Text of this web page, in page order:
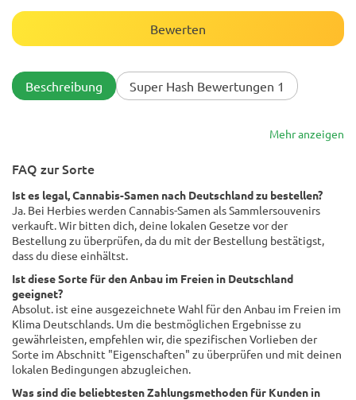
Bewerten
Beschreibung Super Hash Bewertungen 1
Mehr anzeigen
FAQ zur Sorte
Ist es legal, Cannabis-Samen nach Deutschland zu bestellen?
Ja. Bei Herbies werden Cannabis-Samen als Sammlersouvenirs
verkauft. Wir bitten dich, deine lokalen Gesetze vor der
Bestellung zu überprüfen, da du mit der Bestellung bestätigst,
dass du diese einhältst.
Ist diese Sorte für den Anbau im Freien in Deutschland
geeignet?
Absolut. ist eine ausgezeichnete Wahl für den Anbau im Freien im
Klima Deutschlands. Um die bestmöglichen Ergebnisse zu
gewährleisten, empfehlen wir, die spezifischen Vorlieben der
Sorte im Abschnitt "Eigenschaften" zu überprüfen und mit deinen
lokalen Bedingungen abzugleichen.
Was sind die beliebtesten Zahlungsmethoden für Kunden in